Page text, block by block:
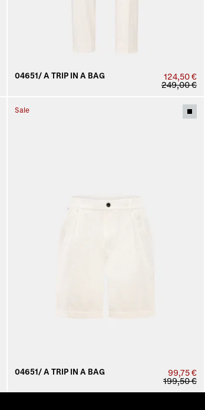
04651/ A TRIP IN A BAG
124,50 €
249,00 €
Sale
04651/ A TRIP IN A BAG
99,75 €
199,50 €